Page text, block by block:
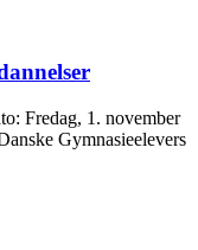
Fredag, 1. november
Gymnasieelevers